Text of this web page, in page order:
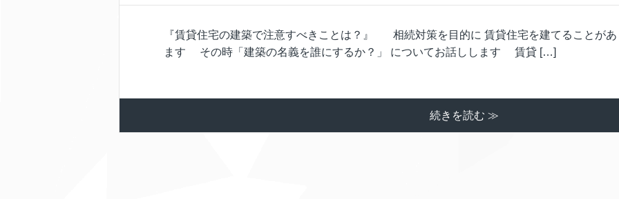
『賃貸住宅の建築で注意すべきことは？』 相続対策を目的に 賃貸住宅を建てることがあ
ます その時「建築の名義を誰にするか？」 についてお話しします 賃貸 […]
続きを読む ≫